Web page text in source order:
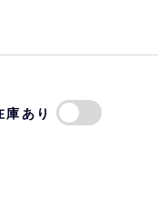
ーホルダー
庫あり